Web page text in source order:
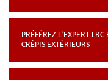
PRÉFÉREZ L’EXPERT
CRÉPIS EXTÉRIEURS